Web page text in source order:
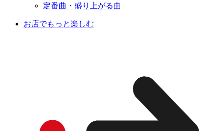
定番曲・盛り上がる曲
お店でもっと楽しむ